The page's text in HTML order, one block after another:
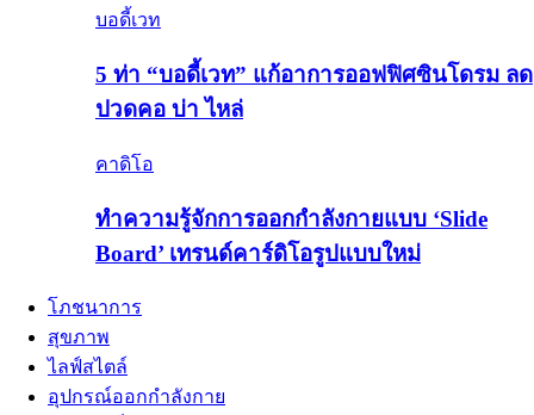
บอดี้เวท
5 ท่า “บอดี้เวท” แก้อาการออฟฟิศซินโดรม ลด
ปวดคอ บ่า ไหล่
คาดิโอ
ทำความรู้จักการออกกำลังกายแบบ ‘Slide
Board’ เทรนด์คาร์ดิโอรูปแบบใหม่
โภชนาการ
สุขภาพ
ไลฟ์สไตล์
อุปกรณ์ออกกำลังกาย